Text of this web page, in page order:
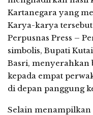
Kartanegara yang
Karya-karya
Perpusnas Press –
simbolis, Bupati
Basri,
kepada empat
di depan panggung
Selain